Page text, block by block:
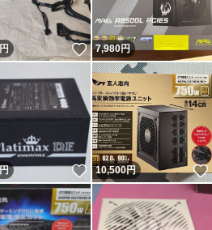
！
円 いいね！
7,980円
！
円 いいね！
10,500円